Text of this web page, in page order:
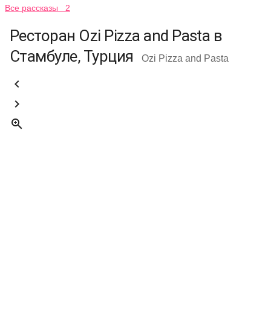
Все рассказы 2
Ресторан Ozi Pizza and Pasta в
Стамбуле, Турция
Ozi Pizza and Pasta


